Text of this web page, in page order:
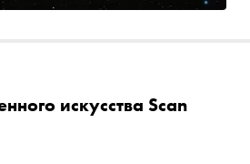
искусства Scan